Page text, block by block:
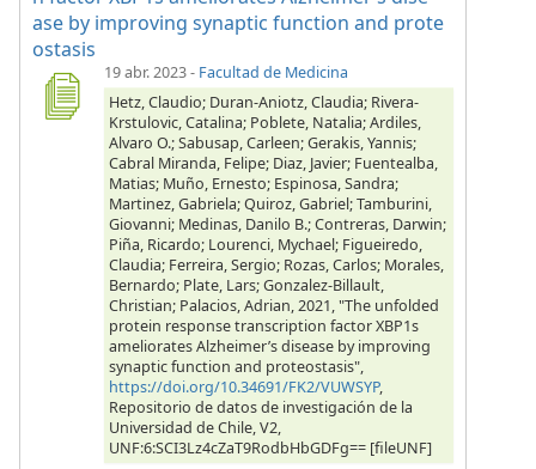
ase by improving synaptic function and prote
ostasis
19 abr. 2023- Facultad de Medicina
Hetz, Claudio; Duran-Aniotz, Claudia; Rivera-
Krstulovic, Catalina; Poblete, Natalia; Ardiles,
Alvaro O.; Sabusap, Carleen; Gerakis, Yannis;
Cabral Miranda, Felipe; Diaz, Javier; Fuentealba,
Matias; Muño, Ernesto; Espinosa, Sandra;
Martinez, Gabriela; Quiroz, Gabriel; Tamburini,
Giovanni; Medinas, Danilo B.; Contreras, Darwin;
Piña, Ricardo; Lourenci, Mychael; Figueiredo,
Claudia; Ferreira, Sergio; Rozas, Carlos; Morales,
Bernardo; Plate, Lars; Gonzalez-Billault,
Christian; Palacios, Adrian, 2021, "The unfolded
protein response transcription factor XBP1s
ameliorates Alzheimer’s disease by improving
synaptic function and proteostasis",
https://doi.org/10.34691/FK2/VUWSYP,
Repositorio de datos de investigación de la
Universidad de Chile, V2,
UNF:6:SCI3Lz4cZaT9RodbHbGDFg== [fileUNF]